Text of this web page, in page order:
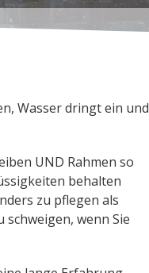
Wasser dringt ein und
UND Rahmen so
behalten
zu pflegen als
wenn Sie